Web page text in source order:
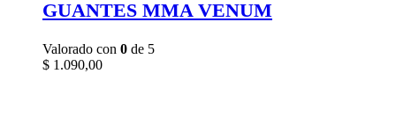
GUANTES MMA VENUM
Valorado con 0 de 5
$ 1.090,00